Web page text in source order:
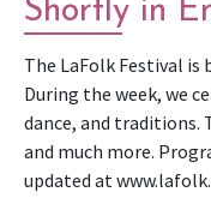
Shortly in
The LaFolk Festival is
During the week, we
dance, and traditions.
and much more.
updated at